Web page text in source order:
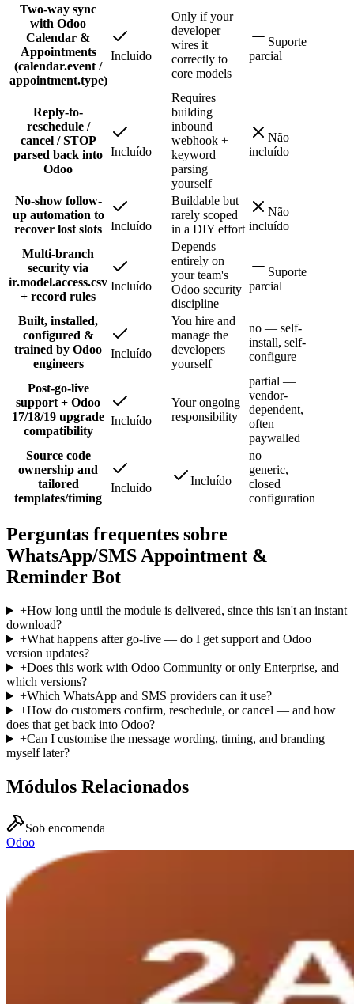
Two-way sync
with Odoo
Calendar &
Appointments
(calendar.event /
appointment.type)
Incluído
Only if your
developer
wires it
correctly to
core models
Suporte
parcial
Reply-to-
reschedule /
cancel / STOP
parsed back into
Odoo
Incluído
Requires
building
inbound
webhook +
keyword
parsing
yourself
Não
incluído
No-show follow-
up automation to
recover lost slots
Incluído
Buildable but
rarely scoped
in a DIY effort
Não
incluído
Multi-branch
security via
ir.model.access.csv
+ record rules
Incluído
Depends
entirely on
your team's
Odoo security
discipline
Suporte
parcial
Built, installed,
configured &
trained by Odoo
engineers
Incluído
You hire and
manage the
developers
yourself
no — self-
install, self-
configure
Post-go-live
support + Odoo
17/18/19 upgrade
compatibility
Incluído
Your ongoing
responsibility
partial —
vendor-
dependent,
often
paywalled
Source code
ownership and
tailored
templates/timing
Incluído
Incluído
no —
generic,
closed
configuration
Perguntas frequentes sobre
WhatsApp/SMS Appointment &
Reminder Bot
+How long until the module is delivered, since this isn't an instant
download?
+What happens after go-live — do I get support and Odoo
version updates?
+Does this work with Odoo Community or only Enterprise, and
which versions?
+Which WhatsApp and SMS providers can it use?
+How do customers confirm, reschedule, or cancel — and how
does that get back into Odoo?
+Can I customise the message wording, timing, and branding
myself later?
Módulos Relacionados
Sob encomenda
Odoo